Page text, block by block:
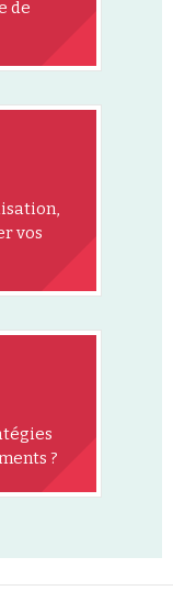
de
vos
?